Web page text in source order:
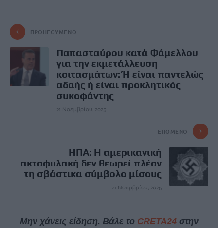
ΠΡΟΗΓΟΎΜΕΝΟ
Παπασταύρου κατά Φάμελλου
για την εκμετάλλευση
κοιτασμάτων: Ή είναι παντελώς
αδαής ή είναι προκλητικός
συκοφάντης
21 Νοεμβρίου, 2025
ΕΠΌΜΕΝΟ
ΗΠΑ: Η αμερικανική
ακτοφυλακή δεν θεωρεί πλέον
τη σβάστικα σύμβολο μίσους
21 Νοεμβρίου, 2025
Μην χάνεις είδηση. Βάλε το CRETA24στην